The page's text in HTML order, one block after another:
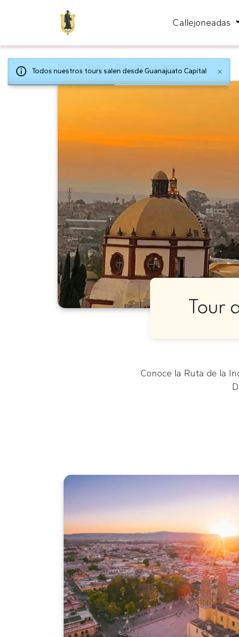
Callejoneadas
Inicio Tours Ruta de la Independencia
Tour
Conoce la Ruta de la
Todos nuestros tours salen desde Guanajuato Capital